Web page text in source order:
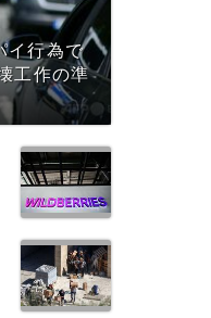
イ行為で
工作の準